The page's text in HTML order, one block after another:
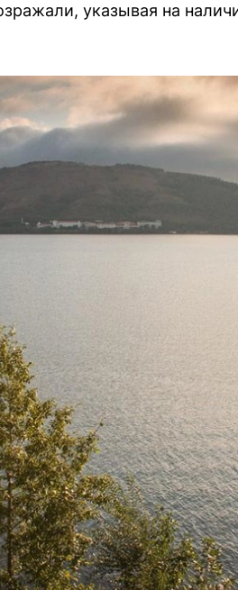
указывая на